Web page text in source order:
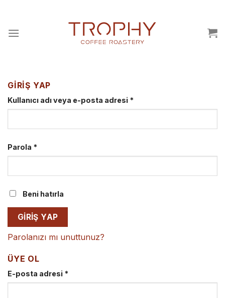
GIRIŞ YAP
Kullanıcı adı veya e-posta adresi *
Parola *
Beni hatırla
GIRIŞ YAP
Parolanızı mı unuttunuz?
ÜYE OL
E-posta adresi *